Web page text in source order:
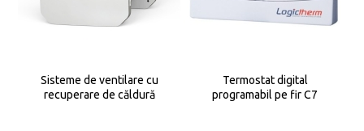
Sisteme de ventilare cu
recuperare de căldură
Termostat digital
programabil pe fir C7